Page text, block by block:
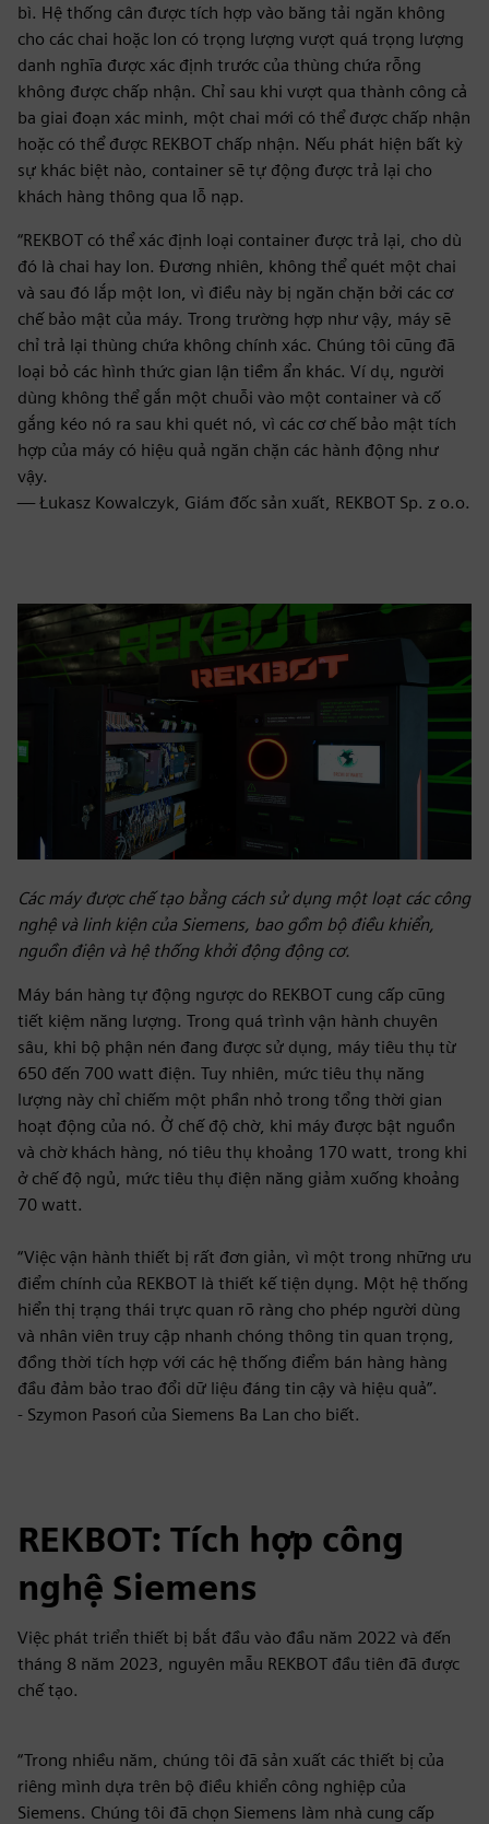
bì. Hệ thống cân được tích hợp vào băng tải ngăn không
cho các chai hoặc lon có trọng lượng vượt quá trọng lượng
danh nghĩa được xác định trước của thùng chứa rỗng
không được chấp nhận. Chỉ sau khi vượt qua thành công cả
ba giai đoạn xác minh, một chai mới có thể được chấp nhận
hoặc có thể được REKBOT chấp nhận. Nếu phát hiện bất kỳ
sự khác biệt nào, container sẽ tự động được trả lại cho
khách hàng thông qua lỗ nạp.
“REKBOT có thể xác định loại container được trả lại, cho dù
đó là chai hay lon. Đương nhiên, không thể quét một chai
và sau đó lắp một lon, vì điều này bị ngăn chặn bởi các cơ
chế bảo mật của máy. Trong trường hợp như vậy, máy sẽ
chỉ trả lại thùng chứa không chính xác. Chúng tôi cũng đã
loại bỏ các hình thức gian lận tiềm ẩn khác. Ví dụ, người
dùng không thể gắn một chuỗi vào một container và cố
gắng kéo nó ra sau khi quét nó, vì các cơ chế bảo mật tích
hợp của máy có hiệu quả ngăn chặn các hành động như
vậy.
— Łukasz Kowalczyk, Giám đốc sản xuất, REKBOT Sp. z o.o.
Các máy được chế tạo bằng cách sử dụng một loạt các công
nghệ và linh kiện của Siemens, bao gồm bộ điều khiển,
nguồn điện và hệ thống khởi động động cơ.
Máy bán hàng tự động ngược do REKBOT cung cấp cũng
tiết kiệm năng lượng. Trong quá trình vận hành chuyên
sâu, khi bộ phận nén đang được sử dụng, máy tiêu thụ từ
650 đến 700 watt điện. Tuy nhiên, mức tiêu thụ năng
lượng này chỉ chiếm một phần nhỏ trong tổng thời gian
hoạt động của nó. Ở chế độ chờ, khi máy được bật nguồn
và chờ khách hàng, nó tiêu thụ khoảng 170 watt, trong khi
ở chế độ ngủ, mức tiêu thụ điện năng giảm xuống khoảng
70 watt.
“Việc vận hành thiết bị rất đơn giản, vì một trong những ưu
điểm chính của REKBOT là thiết kế tiện dụng. Một hệ thống
hiển thị trạng thái trực quan rõ ràng cho phép người dùng
và nhân viên truy cập nhanh chóng thông tin quan trọng,
đồng thời tích hợp với các hệ thống điểm bán hàng hàng
đầu đảm bảo trao đổi dữ liệu đáng tin cậy và hiệu quả”.
- Szymon Pasoń của Siemens Ba Lan cho biết.
REKBOT: Tích hợp công
nghệ Siemens
Việc phát triển thiết bị bắt đầu vào đầu năm 2022 và đến
tháng 8 năm 2023, nguyên mẫu REKBOT đầu tiên đã được
chế tạo.
“Trong nhiều năm, chúng tôi đã sản xuất các thiết bị của
riêng mình dựa trên bộ điều khiển công nghiệp của
Siemens. Chúng tôi đã chọn Siemens làm nhà cung cấp